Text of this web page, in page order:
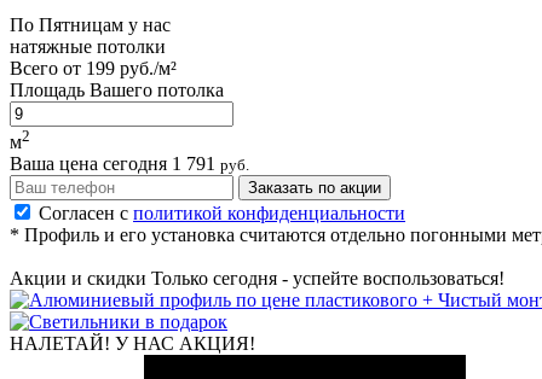
По Пятницам у нас
натяжные потолки
Всего от 199 руб./м²
Площадь Вашего потолка
м2
Ваша цена сегодня 1 791 руб.
Заказать по акции
Согласен с политикой конфиденциальности
* Профиль и его установка считаются отдельно погонными
Акции и скидки Только сегодня - успейте воспользоваться!
НАЛЕТАЙ! У НАС АКЦИЯ!